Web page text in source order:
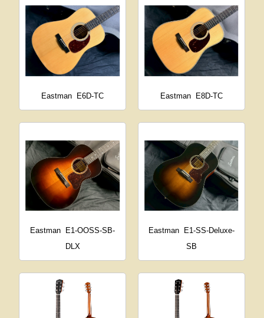
Eastman E6D-TC Eastman E8D-TC
Eastman
E1-OOSS-SB-
DLX
Eastman
E1-SS-Deluxe-
SB